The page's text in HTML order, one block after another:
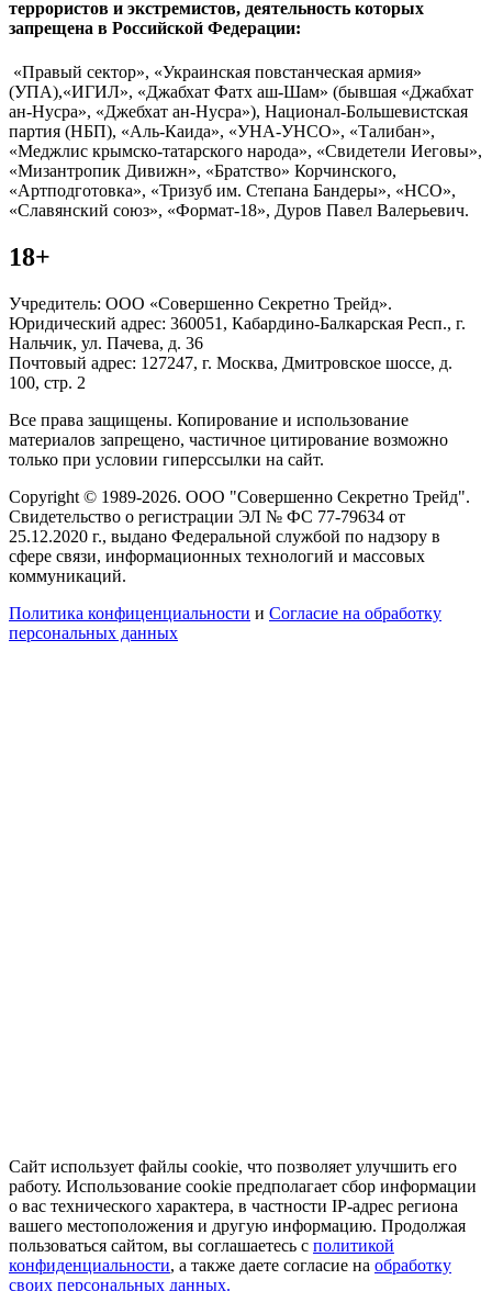
террористов и экстремистов, деятельность которых
запрещена в Российской Федерации:
«Правый сектор», «Украинская повстанческая армия»
(УПА),«ИГИЛ», «Джабхат Фатх аш-Шам» (бывшая «Джабхат
ан-Нусра», «Джебхат ан-Нусра»), Национал-Большевистская
партия (НБП), «Аль-Каида», «УНА-УНСО», «Талибан»,
«Меджлис крымско-татарского народа», «Свидетели Иеговы»,
«Мизантропик Дивижн», «Братство» Корчинского,
«Артподготовка», «Тризуб им. Степана Бандеры», «НСО»,
«Славянский союз», «Формат-18», Дуров Павел Валерьевич.
18+
Учредитель: ООО «Совершенно Секретно Трейд».
Юридический адрес: 360051, Кабардино-Балкарская Респ., г.
Нальчик, ул. Пачева, д. 36
Почтовый адрес: 127247, г. Москва, Дмитровское шоссе, д.
100, стр. 2
Все права защищены. Копирование и использование
материалов запрещено, частичное цитирование возможно
только при условии гиперссылки на сайт.
Copyright © 1989-2026. ООО "Совершенно Секретно Трейд".
Свидетельство о регистрации ЭЛ № ФС 77-79634 от
25.12.2020 г., выдано Федеральной службой по надзору в
сфере связи, информационных технологий и массовых
коммуникаций.
Политика конфиценциальности и Согласие на обработку
персональных данных
Сайт использует файлы cookie, что позволяет улучшить его
работу. Использование cookie предполагает сбор информации
о вас технического характера, в частности IP-адрес региона
вашего местоположения и другую информацию. Продолжая
пользоваться сайтом, вы соглашаетесь с политикой
конфиденциальности, а также даете согласие на обработку
своих персональных данных.